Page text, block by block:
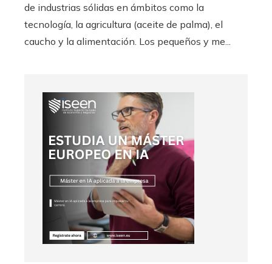
de industrias sólidas en ámbitos como la
tecnología, la agricultura (aceite de palma), el
caucho y la alimentación. Los pequeños y me...